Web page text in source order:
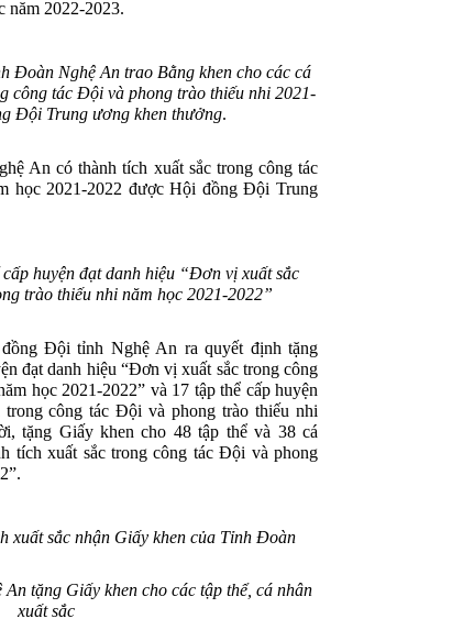
năm 2022-2023.
Đoàn Nghệ An trao Bằng khen cho các cá
công tác Đội và phong trào thiếu nhi 2021-
Đội Trung ương khen thưởng.
An có thành tích xuất sắc trong công tác
học 2021-2022 được Hội đồng Đội Trung
huyện đạt danh hiệu “Đơn vị xuất sắc
trào thiếu nhi năm học 2021-2022”
Đội tỉnh Nghệ An ra quyết định tặng
đạt danh hiệu “Đơn vị xuất sắc trong công
học 2021-2022” và 17 tập thể cấp huyện
công tác Đội và phong trào thiếu nhi
tặng Giấy khen cho 48 tập thể và 38 cá
tích xuất sắc trong công tác Đội và phong
xuất sắc nhận Giấy khen của Tỉnh Đoàn
tặng Giấy khen cho các tập thể, cá nhân
xuất sắc